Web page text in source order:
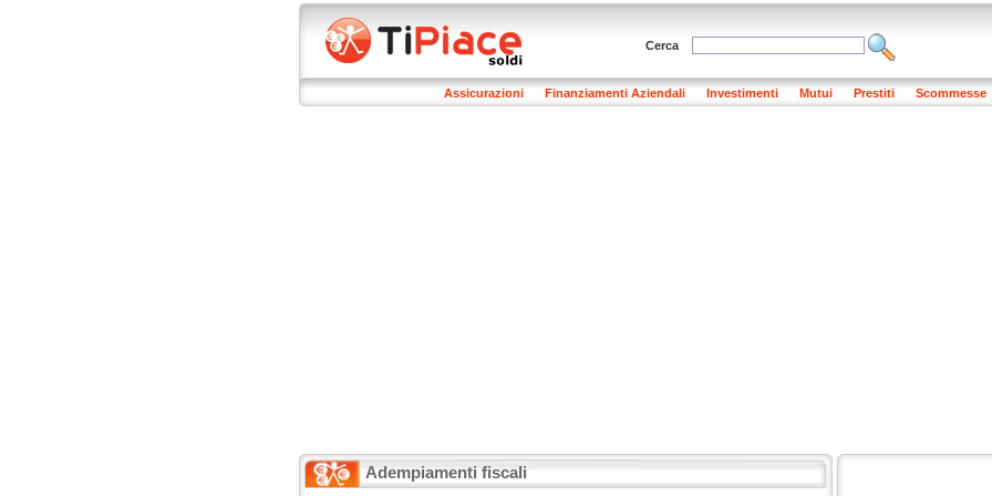
Cerca
Assicurazioni Finanziamenti Aziendali Investimenti Mutui Prestiti Scommesse
Adempiamenti fiscali